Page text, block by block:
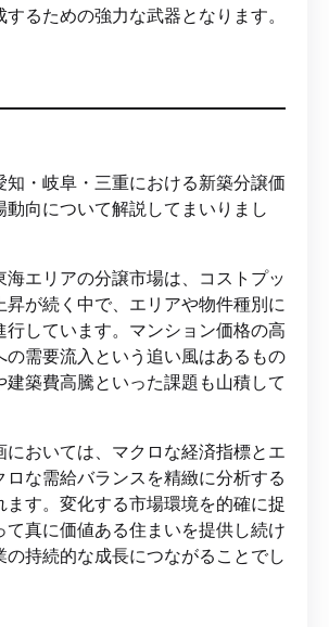
るための強力な武器となります。
知・岐阜・三重における新築分譲価
動向について解説してまいりまし
海エリアの分譲市場は、コストプッ
昇が続く中で、エリアや物件種別に
行しています。マンション価格の高
の需要流入という追い風はあるもの
建築費高騰といった課題も山積して
においては、マクロな経済指標とエ
ロな需給バランスを精緻に分析する
ます。変化する市場環境を的確に捉
て真に価値ある住まいを提供し続け
の持続的な成長につながることでし